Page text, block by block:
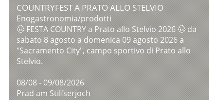
COUNTRYFEST A PRATO ALLO STELVIO
Enogastronomia/prodotti
🤠 FESTA COUNTRY a Prato allo Stelvio 2026 🤠 da
sabato 8 agosto a domenica 09 agosto 2026 a
"Sacramento City", campo sportivo di Prato allo
Stelvio.
08/08 - 09/08/2026
Prad am Stilfserjoch